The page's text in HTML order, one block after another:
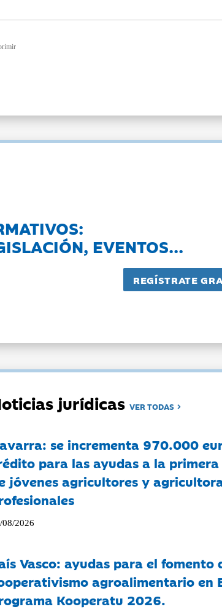
EVENTOS...
jurídicasVER TODAS
se incrementa 970.000
para las ayudas a la
jóvenes agricultores y
08/2026
Vasco: ayudas para el fomento
agroalimentario en
Kooperatu 2026.